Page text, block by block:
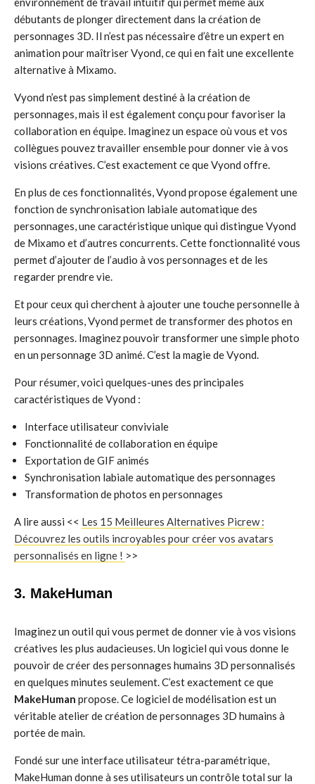
débutants de plonger directement dans la création de
personnages 3D. Il n’est pas nécessaire d’être un expert en
animation pour maîtriser Vyond, ce qui en fait une excellente
alternative à Mixamo.
Vyond n’est pas simplement destiné à la création de
personnages, mais il est également conçu pour favoriser la
collaboration en équipe. Imaginez un espace où vous et vos
collègues pouvez travailler ensemble pour donner vie à vos
visions créatives. C’est exactement ce que Vyond offre.
En plus de ces fonctionnalités, Vyond propose également une
fonction de synchronisation labiale automatique des
personnages, une caractéristique unique qui distingue Vyond
de Mixamo et d’autres concurrents. Cette fonctionnalité vous
permet d’ajouter de l’audio à vos personnages et de les
regarder prendre vie.
Et pour ceux qui cherchent à ajouter une touche personnelle à
leurs créations, Vyond permet de transformer des photos en
personnages. Imaginez pouvoir transformer une simple photo
en un personnage 3D animé. C’est la magie de Vyond.
Pour résumer, voici quelques-unes des principales
caractéristiques de Vyond :
Interface utilisateur conviviale
Fonctionnalité de collaboration en équipe
Exportation de GIF animés
Synchronisation labiale automatique des personnages
Transformation de photos en personnages
A lire aussi << Les 15 Meilleures Alternatives Picrew :
Découvrez les outils incroyables pour créer vos avatars
personnalisés en ligne ! >>
3. MakeHuman
Imaginez un outil qui vous permet de donner vie à vos visions
créatives les plus audacieuses. Un logiciel qui vous donne le
pouvoir de créer des personnages humains 3D personnalisés
en quelques minutes seulement. C’est exactement ce que
MakeHuman propose. Ce logiciel de modélisation est un
véritable atelier de création de personnages 3D humains à
portée de main.
Fondé sur une interface utilisateur tétra-paramétrique,
MakeHuman donne à ses utilisateurs un contrôle total sur la